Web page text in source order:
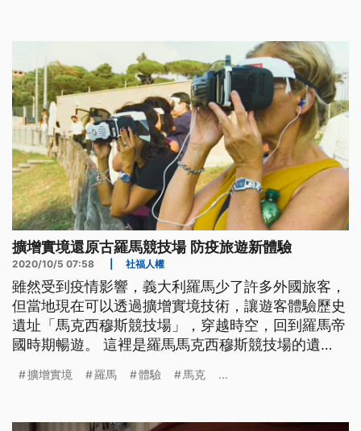
造成全世界最大的擴增實境體驗現場，遊客可透過沉
浸式護目鏡，一覽考古遺址過去的
擴增實境還原古羅馬競技場 防疫旅遊新體驗
2020/10/5 07:58 社福人權
雖然受到疫情影響，義大利羅馬少了許多外國旅客，
但當地現在可以透過擴增實境技術，讓遊客體驗歷史
遺址「馬克西穆斯競技場」，穿越時空，回到羅馬帝
國時期暢遊。 這裡是羅馬馬克西穆斯競技場的遺
國最偉大的競賽場地，一次可以容納25萬名觀眾。義
造成全世界最大的擴增實境體驗現場，遊客可透過沉
擴增實境 羅馬 體驗 馬克 ...